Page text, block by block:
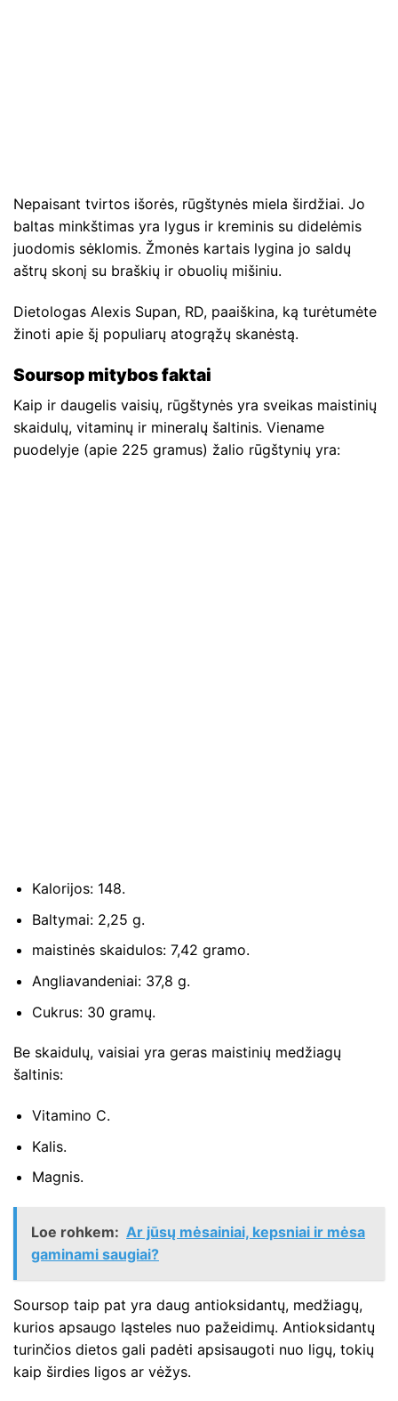
Nepaisant tvirtos išorės, rūgštynės miela širdžiai. Jo
baltas minkštimas yra lygus ir kreminis su didelėmis
juodomis sėklomis. Žmonės kartais lygina jo saldų
aštrų skonį su braškių ir obuolių mišiniu.
Dietologas Alexis Supan, RD, paaiškina, ką turėtumėte
žinoti apie šį populiarų atogrąžų skanėstą.
Soursop mitybos faktai
Kaip ir daugelis vaisių, rūgštynės yra sveikas maistinių
skaidulų, vitaminų ir mineralų šaltinis. Viename
puodelyje (apie 225 gramus) žalio rūgštynių yra:
Kalorijos: 148.
Baltymai: 2,25 g.
maistinės skaidulos: 7,42 gramo.
Angliavandeniai: 37,8 g.
Cukrus: 30 gramų.
Be skaidulų, vaisiai yra geras maistinių medžiagų
šaltinis:
Vitamino C.
Kalis.
Magnis.
Loe rohkem: Ar jūsų mėsainiai, kepsniai ir mėsa
gaminami saugiai?
Soursop taip pat yra daug antioksidantų, medžiagų,
kurios apsaugo ląsteles nuo pažeidimų. Antioksidantų
turinčios dietos gali padėti apsisaugoti nuo ligų, tokių
kaip širdies ligos ar vėžys.